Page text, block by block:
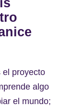
el proyecto
algo
el mundo;